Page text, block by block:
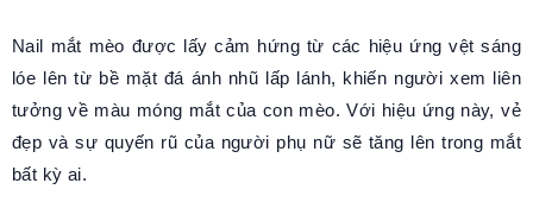
Nail mắt mèo được lấy cảm hứng từ các hiệu ứng vệt sáng
lóe lên từ bề mặt đá ánh nhũ lấp lánh, khiến người xem liên
tưởng về màu móng mắt của con mèo. Với hiệu ứng này, vẻ
đẹp và sự quyến rũ của người phụ nữ sẽ tăng lên trong mắt
bất kỳ ai.